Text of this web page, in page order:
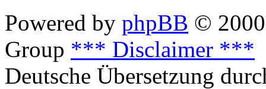
Powered by phpBB ©
Group *** Disclaimer ***
Deutsche Übersetzung